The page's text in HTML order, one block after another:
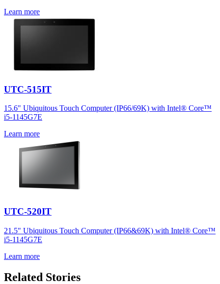
Learn more
UTC-515IT
15.6" Ubiquitous Touch Computer (IP66/69K) with Intel® Core™
i5-1145G7E
Learn more
UTC-520IT
21.5" Ubiquitous Touch Computer (IP66&69K) with Intel® Core™
i5-1145G7E
Learn more
Related Stories